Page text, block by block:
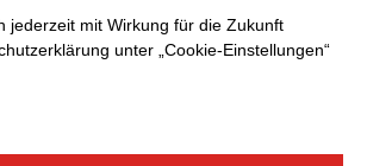
Hinter jedem Projekt stehen
übernehmen und die
jederzeit mit Wirkung für die Zukunft
unter „Cookie-Einstellungen“